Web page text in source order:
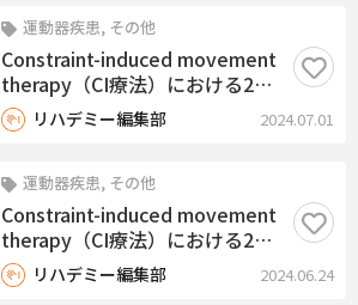
運動器疾患, その他
Constraint-induced movement
therapy（CI療法）における2つ
の課題指向型練習（２）〜Task
practice〜
リハデミー編集部 2024.07.01
運動器疾患, その他
Constraint-induced movement
therapy（CI療法）における2つ
の課題指向型練習（１）〜
Shaping〜
リハデミー編集部 2024.06.24